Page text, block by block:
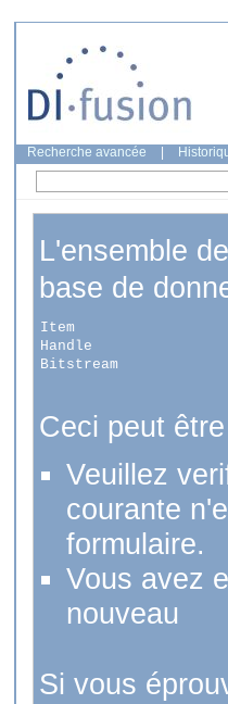
Recherche avancée
L'ensemble
base de
Item
Handle
Bitstream
Ceci peut
Veuillez
courante
formulaire.
Vous avez
nouveau
Si vous